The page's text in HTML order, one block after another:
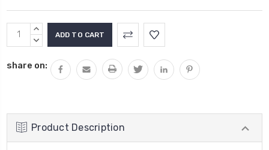
Current
Stock:
INCREASE
QUANTITY:
DECREASE
share on:
Product Description